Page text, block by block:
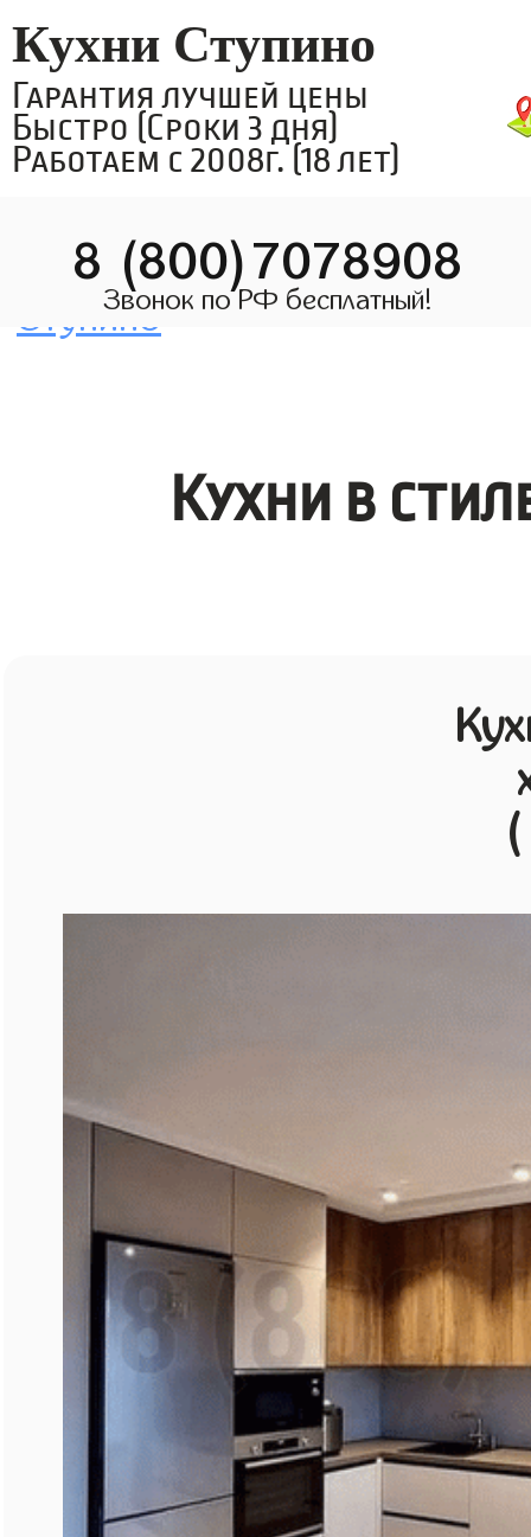
Кухни Ступино
Гарантия лучшей цены
Быстро (Сроки 3 дня)
Работаем с 2008г. (18 лет)
8 (800)7078908
Звонок по РФ бесплатный!
Кухни в